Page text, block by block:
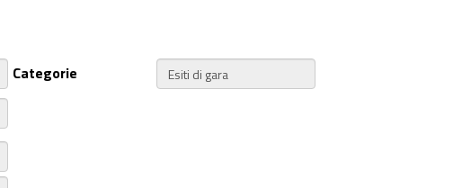
Categorie